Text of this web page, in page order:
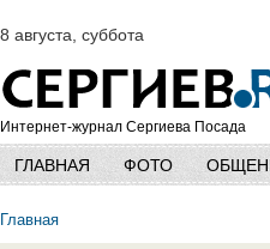
8 августа, суббота
Интернет-журнал Сергиева Посада
ГЛАВНАЯ ФОТО
Главная